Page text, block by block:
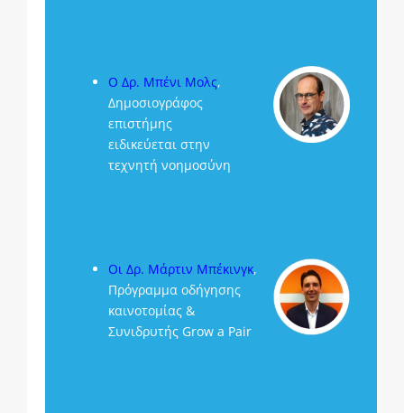
Ο Δρ. Μπένι Μολς,
Δημοσιογράφος
επιστήμης
ειδικεύεται στην
τεχνητή νοημοσύνη
Οι Δρ. Μάρτιν Μπέκινγκ,
Πρόγραμμα οδήγησης
καινοτομίας &
Συνιδρυτής Grow a Pair